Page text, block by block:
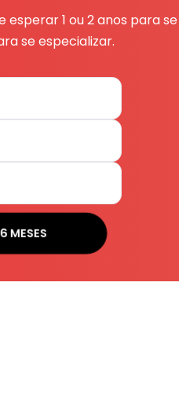
1 ou 2 anos para se
se especializar.
MESES